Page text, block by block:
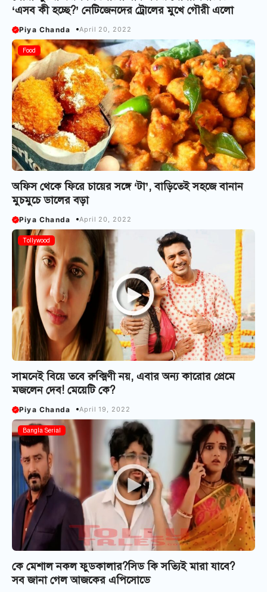
‘এসব কী হচ্ছে?’ নেটিজেনদের ট্রোলের মুখে গৌরী এলো
Piya Chanda April 20, 2022
Food
অফিস থেকে ফিরে চায়ের সঙ্গে ‘টা’, বাড়িতেই সহজে বানান
মুচমুচে ডালের বড়া
Piya Chanda April 20, 2022
Tollywood
সামনেই বিয়ে তবে রুক্মিণী নয়, এবার অন্য কারোর প্রেমে
মজলেন দেব! মেয়েটি কে?
Piya Chanda April 19, 2022
Bangla Serial
কে মেশাল নকল ফুডকালার?সিড কি সত্যিই মারা যাবে?
সব জানা গেল আজকের এপিসোডে